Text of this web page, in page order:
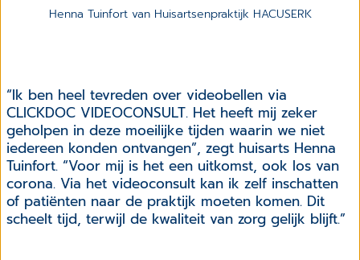
Henna Tuinfort van Huisartsenpraktijk HACUSERK
“Ik ben heel tevreden over videobellen via
CLICKDOC VIDEOCONSULT. Het heeft mij zeker
geholpen in deze moeilijke tijden waarin we niet
iedereen konden ontvangen”, zegt huisarts Henna
Tuinfort. “Voor mij is het een uitkomst, ook los van
corona. Via het videoconsult kan ik zelf inschatten
of patiënten naar de praktijk moeten komen. Dit
scheelt tijd, terwijl de kwaliteit van zorg gelijk blijft.”